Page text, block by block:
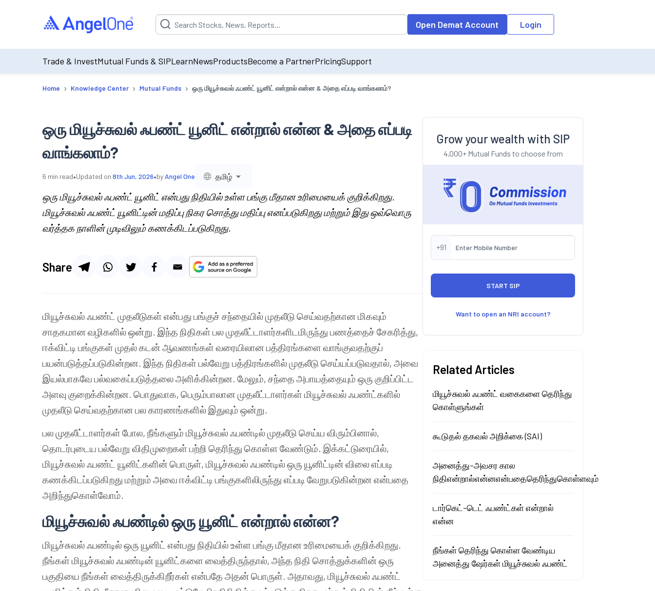
Suggestion will be populated by default on accessing the input field. On entering data into the input field, the suggestion list will be updated as per the
Open Demat Account Login
Trade & InvestMutual Funds & SIPLearnNewsProductsBecome a PartnerPricingSupport
Home › Knowledge Center › Mutual Funds › ஒரு மியூச்சுவல் ஃபண்ட் யூனிட் என்றால் என்ன & அதை எப்படி வாங்கலாம்?
ஒரு மியூச்சுவல் ஃபண்ட் யூனிட் என்றால் என்ன & அதை எப்படி
வாங்கலாம்?
6 min read•Updated on 8th Jun, 2026•by Angel One தமிழ்
ஒரு மியூச்சுவல் ஃபண்ட் யூனிட் என்பது நிதியில் உள்ள பங்கு மீதான உரிமையைக் குறிக்கிறது.
மியூச்சுவல் ஃபண்ட் யூனிட்டின் மதிப்பு நிகர சொத்து மதிப்பு எனப்படுகிறது மற்றும் இது ஒவ்வொரு
வர்த்தக நாளின் முடிவிலும் கணக்கிடப்படுகிறது.
Share
மியூச்சுவல் ஃபண்ட் முதலீடுகள் என்பது பங்குச் சந்தையில் முதலீடு செய்வதற்கான மிகவும்
சாதகமான வழிகளில் ஒன்று. இந்த நிதிகள் பல முதலீட்டாளர்களிடமிருந்து பணத்தைச் சேகரித்து,
ஈக்விட்டி பங்குகள் முதல் கடன் ஆவணங்கள் வரையிலான பத்திரங்களை வாங்குவதற்குப்
பயன்படுத்தப்படுகின்றன. இந்த நிதிகள் பல்வேறு பத்திரங்களில் முதலீடு செய்யப்படுவதால், அவை
இயல்பாகவே பல்வகைப்படுத்தலை அளிக்கின்றன. மேலும், சந்தை அபாயத்தையும் ஒரு குறிப்பிட்ட
அளவு குறைக்கின்றன. பொதுவாக, பெரும்பாலான முதலீட்டாளர்கள் மியூச்சுவல் ஃபண்ட்களில்
முதலீடு செய்வதற்கான பல காரணங்களில் இதுவும் ஒன்று.
பல முதலீட்டாளர்கள் போல, நீங்களும் மியூச்சுவல் ஃபண்டில் முதலீடு செய்ய விரும்பினால்,
தொடர்புடைய பல்வேறு விதிமுறைகள் பற்றி தெரிந்து கொள்ள வேண்டும். இக்கட்டுரையில்,
மியூச்சுவல் ஃபண்ட் யூனிட்களின் பொருள், மியூச்சுவல் ஃபண்டில் ஒரு யூனிட்டின் விலை எப்படி
கணக்கிடப்படுகிறது மற்றும் அவை ஈக்விட்டி பங்குகளிலிருந்து எப்படி வேறுபடுகின்றன என்பதை
அறிந்துகொள்வோம்.
மியூச்சுவல் ஃபண்டில்ஒரு யூனிட் என்றால் என்ன?
மியூச்சுவல் ஃபண்டில் ஒரு யூனிட் என்பது நிதியில் உள்ள பங்கு மீதான உரிமையைக் குறிக்கிறது.
நீங்கள் மியூச்சுவல் ஃபண்டின் யூனிட்களை வைத்திருந்தால், அந்த நிதி சொத்துக்களின் ஒரு
பகுதியை நீங்கள் வைத்திருக்கிறீர்கள் என்பதே அதன் பொருள். அதாவது, மியூச்சுவல் ஃபண்ட்
Grow your wealth with SIP
4,000+ Mutual Funds to choose from
+91
Want to open an NRI account?
Related Articles
மியூச்சுவல் ஃபண்ட் வகைகளை தெரிந்து
கொள்ளுங்கள்
கூடுதல் தகவல் அறிக்கை (SAI)
அனைத்து-அவசர கால
நிதிஎன்றால்என்னஎன்பதைதெரிந்துகொள்ளவும்
டார்கெட்-டெட் ஃபண்ட்கள் என்றால்
என்ன
நீங்கள் தெரிந்து கொள்ள வேண்டிய
அனைத்து ஷேர்கள் மியூச்சுவல் ஃபண்ட்